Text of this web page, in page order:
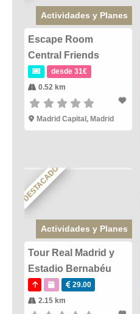
Actividades y Planes
Escape Room
Central Friends
desde 31€
0.52 km
Madrid Capital , Madrid
DESTACADO
Actividades y Planes
Tour Real Madrid y
Estadio Bernabéu
29.00
2.15 km